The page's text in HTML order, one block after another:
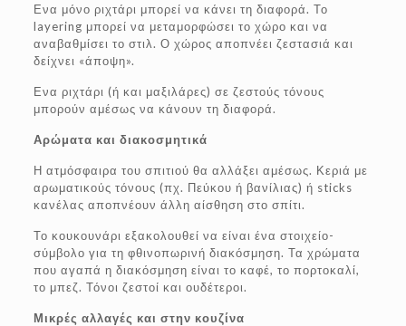
Ενα μόνο ριχτάρι μπορεί να κάνει τη διαφορά. Το
layering μπορεί να μεταμορφώσει το χώρο και να
αναβαθμίσει το στιλ. Ο χώρος αποπνέει ζεστασιά και
δείχνει «άποψη».
Ενα ριχτάρι (ή και μαξιλάρες) σε ζεστούς τόνους
μπορούν αμέσως να κάνουν τη διαφορά.
Αρώματα και διακοσμητικά
Η ατμόσφαιρα του σπιτιού θα αλλάξει αμέσως. Κεριά με
αρωματικούς τόνους (πχ. Πεύκου ή βανίλιας) ή sticks
κανέλας αποπνέουν άλλη αίσθηση στο σπίτι.
Το κουκουνάρι εξακολουθεί να είναι ένα στοιχείο-
σύμβολο για τη φθινοπωρινή διακόσμηση. Τα χρώματα
που αγαπά η διακόσμηση είναι το καφέ, το πορτοκαλί,
το μπεζ. Τόνοι ζεστοί και ουδέτεροι.
Μικρές αλλαγές και στην κουζίνα